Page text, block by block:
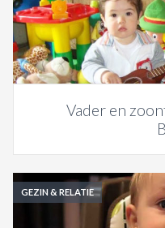
Vader en
GEZIN & RELATIE